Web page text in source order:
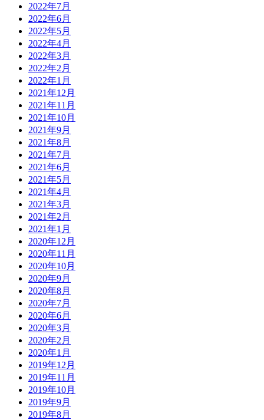
2022年7月
2022年6月
2022年5月
2022年4月
2022年3月
2022年2月
2022年1月
2021年12月
2021年11月
2021年10月
2021年9月
2021年8月
2021年7月
2021年6月
2021年5月
2021年4月
2021年3月
2021年2月
2021年1月
2020年12月
2020年11月
2020年10月
2020年9月
2020年8月
2020年7月
2020年6月
2020年3月
2020年2月
2020年1月
2019年12月
2019年11月
2019年10月
2019年9月
2019年8月